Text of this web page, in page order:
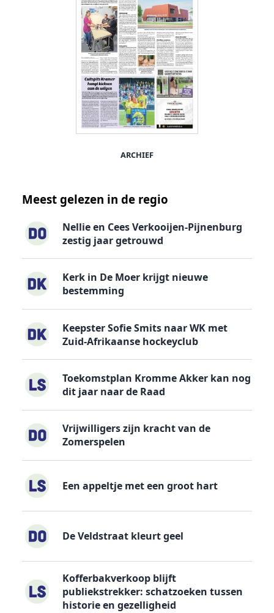
ARCHIEF
Meest gelezen in de regio
Nellie en Cees Verkooijen-Pijnenburg
zestig jaar getrouwd
Kerk in De Moer krijgt nieuwe
bestemming
Keepster Sofie Smits naar WK met
Zuid-Afrikaanse hockeyclub
Toekomstplan Kromme Akker kan nog
dit jaar naar de Raad
Vrijwilligers zijn kracht van de
Zomerspelen
Een appeltje met een groot hart
De Veldstraat kleurt geel
Kofferbakverkoop blijft
publiekstrekker: schatzoeken tussen
historie en gezelligheid